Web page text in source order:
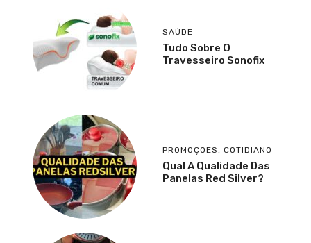
SAÚDE
Tudo Sobre O
Travesseiro Sonofix
PROMOÇÕES , COTIDIANO
Qual A Qualidade Das
Panelas Red Silver?